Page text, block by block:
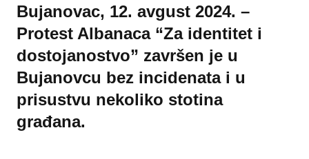
Bujanovac, 12. avgust 2024. –
Protest Albanaca “Za identitet i
dostojanostvo” završen je u
Bujanovcu bez incidenata i u
prisustvu nekoliko stotina
građana.